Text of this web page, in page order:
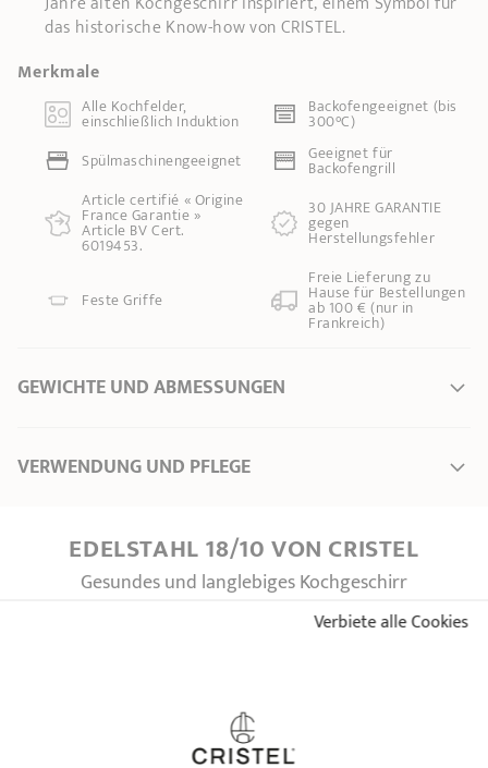
das historische Know-how von CRISTEL.
Merkmale
Alle Kochfelder,
einschließlich Induktion
Backofengeeignet (bis
300°C)
Spülmaschinengeeignet
Geeignet für
Backofengrill
Article certifié « Origine
France Garantie »
Article BV Cert.
6019453.
30 JAHRE GARANTIE
gegen
Herstellungsfehler
Feste Griffe
Freie Lieferung zu
Hause für Bestellungen
ab 100 € (nur in
Frankreich)
GEWICHTE UND ABMESSUNGEN
* Dimensionen des Oberteils des Produktes (vom Innenrand bis zum Innenrand)
VERWENDUNG UND PFLEGE
volle Leistung.
Stellen Sie Ihre Kochplatte auf
EDELSTAHL 18/10 VON CRISTEL
Gesundes und langlebiges Kochgeschirr
Verbiete alle Cookies